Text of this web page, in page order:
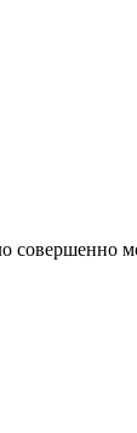
совершенно